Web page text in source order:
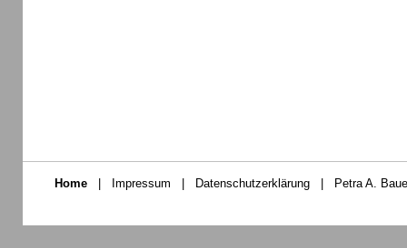
Home Impressum Datenschutzerklärung Petra A.